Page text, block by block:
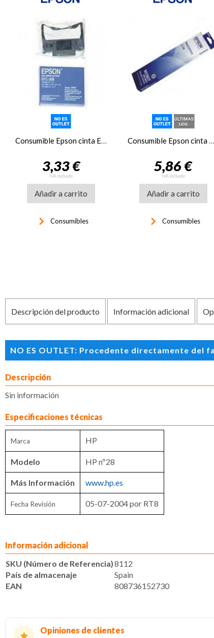
Consumible Epson cinta ERC-38 TM3XX/U2X
3,33 €
IVA incluido
Añadir a carrito
keyboard_arrow_right Consumibles
Consumible Epson cinta C13S015019 FX-LX300/400/800/850/870/80
5,86 €
IVA incluido
Añadir a carrito
keyboard_arrow_right Consumibles
Descripción del producto Información adicional
NO ES OUTLET: Procedente directamente del
Descripción
Sin información
Especificaciones técnicas
Marca HP
Modelo HP nº28
Más Información www.hp.es
Fecha Revisión 05-07-2004 por RT8
Información adicional
SKU (Número de Referencia)8112
País de almacenaje
Spain
EAN
808736152730
Opiniones de clientes